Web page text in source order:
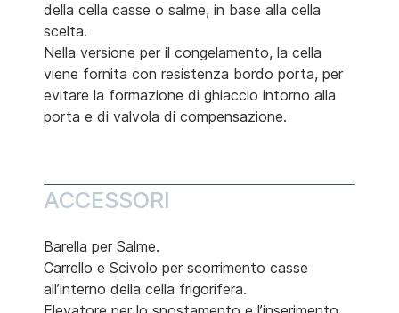
della cella casse o salme, in base alla cella
scelta.
Nella versione per il congelamento, la cella
viene fornita con resistenza bordo porta, per
evitare la formazione di ghiaccio intorno alla
porta e di valvola di compensazione.
ACCESSORI
Barella per Salme.
Carrello e Scivolo per scorrimento casse
all’interno della cella frigorifera.